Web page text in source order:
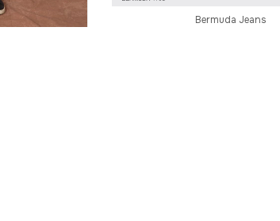
Bermuda Jeans